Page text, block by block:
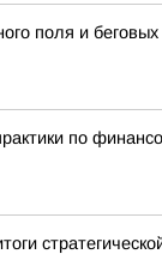
поля и
по